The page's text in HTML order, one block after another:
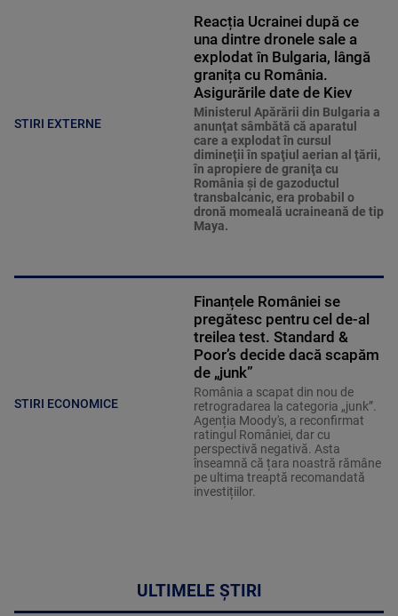
STIRI EXTERNE
Reacția Ucrainei după ce
una dintre dronele sale a
explodat în Bulgaria, lângă
granița cu România.
Asigurările date de Kiev
Ministerul Apărării din Bulgaria a
anunţat sâmbătă că aparatul
care a explodat în cursul
dimineţii în spaţiul aerian al ţării,
în apropiere de graniţa cu
România şi de gazoductul
transbalcanic, era probabil o
dronă momeală ucraineană de tip
Maya.
STIRI ECONOMICE
Finanțele României se
pregătesc pentru cel de-al
treilea test. Standard &
Poor’s decide dacă scapăm
de „junk”
România a scapat din nou de
retrogradarea la categoria „junk”.
Agenția Moody's, a reconfirmat
ratingul României, dar cu
perspectivă negativă. Asta
înseamnă că țara noastră rămâne
pe ultima treaptă recomandată
investițiilor.
ULTIMELE ȘTIRI